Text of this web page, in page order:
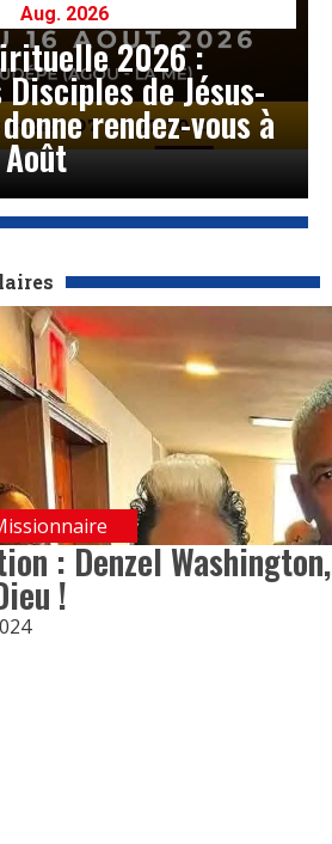
Aug. 2026
2026 :
Disciples de Jésus-
rendez-vous à
: Denzel
!